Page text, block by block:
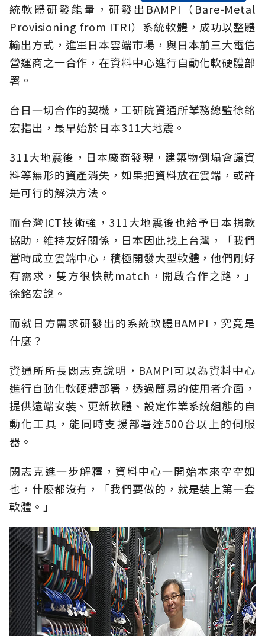
統軟體研發能量，研發出BAMPI（Bare-Metal
Provisioning from ITRI）系統軟體，成功以整體
輸出方式，進軍日本雲端市場，與日本前三大電信
營運商之一合作，在資料中心進行自動化軟硬體部
署。
台日一切合作的契機，工研院資通所業務總監徐銘
宏指出，最早始於日本311大地震。
311大地震後，日本廠商發現，建築物倒塌會讓資
料等無形的資產消失，如果把資料放在雲端，或許
是可行的解決方法。
而台灣ICT技術強，311大地震後也給予日本捐款
協助，維持友好關係，日本因此找上台灣，「我們
當時成立雲端中心，積極開發大型軟體，他們剛好
有需求，雙方很快就match，開啟合作之路，」
徐銘宏說。
而就日方需求研發出的系統軟體BAMPI，究竟是
什麼？
資通所所長闕志克說明，BAMPI可以為資料中心
進行自動化軟硬體部署，透過簡易的使用者介面，
提供遠端安裝、更新軟體、設定作業系統組態的自
動化工具，能同時支援部署達500台以上的伺服
器。
闕志克進一步解釋，資料中心一開始本來空空如
也，什麼都沒有，「我們要做的，就是裝上第一套
軟體。」